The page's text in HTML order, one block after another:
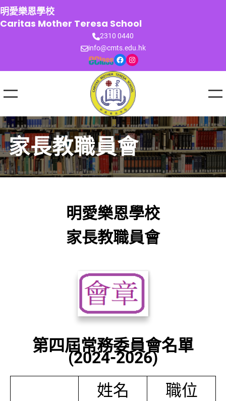
跳
至
主
明愛樂恩學校
Caritas Mother Teresa School
2310 0440
info@cmts.edu.hk
Facebook Instagram
家長教職員會
明愛樂恩學校
家長教職員會
第四屆常務委員會名單
(2024-2026)
姓名
職位